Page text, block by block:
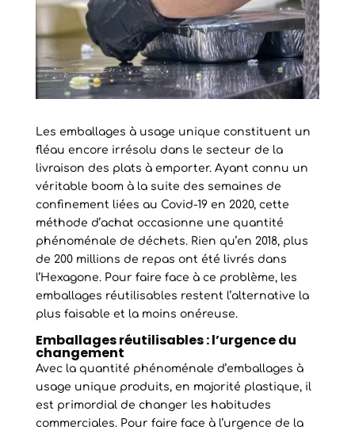
Les emballages à usage unique constituent un
fléau encore irrésolu dans le secteur de la
livraison des plats à emporter. Ayant connu un
véritable boom à la suite des semaines de
confinement liées au Covid-19 en 2020, cette
méthode d’achat occasionne une quantité
phénoménale de déchets. Rien qu’en 2018, plus
de 200 millions de repas ont été livrés dans
l’Hexagone. Pour faire face à ce problème, les
emballages réutilisables restent l’alternative la
plus faisable et la moins onéreuse.
Emballages réutilisables : l’urgence du
changement
Avec la quantité phénoménale d’emballages à
usage unique produits, en majorité plastique, il
est primordial de changer les habitudes
commerciales. Pour faire face à l’urgence de la